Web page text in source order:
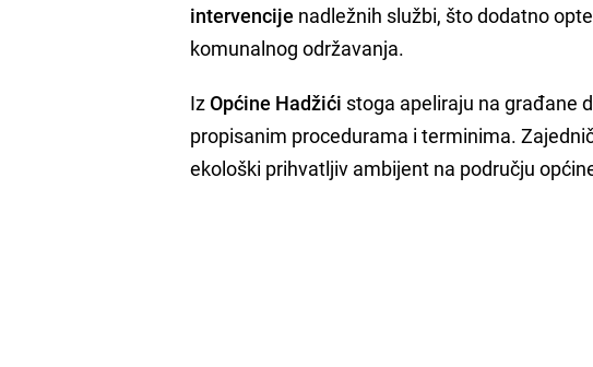
intervencije nadležnih službi, što dodatno
komunalnog održavanja.
IzOpćine Hadžići stoga apeliraju na građane
propisanim procedurama i terminima.
ekološki prihvatljiv ambijent na području